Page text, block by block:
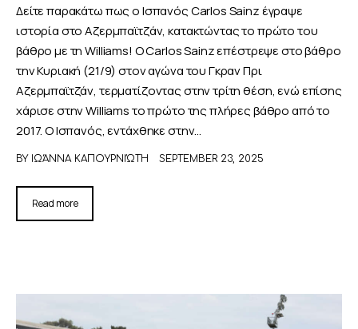
Δείτε παρακάτω πως ο Ισπανός Carlos Sainz έγραψε
ιστορία στο Αζερμπαϊτζάν, κατακτώντας το πρώτο του
βάθρο με τη Williams! Ο Carlos Sainz επέστρεψε στο βάθρο
την Κυριακή (21/9) στον αγώνα του Γκραν Πρι
Αζερμπαϊτζάν, τερματίζοντας στην τρίτη θέση, ενώ επίσης
χάρισε στην Williams το πρώτο της πλήρες βάθρο από το
2017. Ο Ισπανός, εντάχθηκε στην…
BY ΙΩΆΝΝΑ ΚΑΠΟΥΡΝΙΏΤΗ SEPTEMBER 23, 2025
Read more